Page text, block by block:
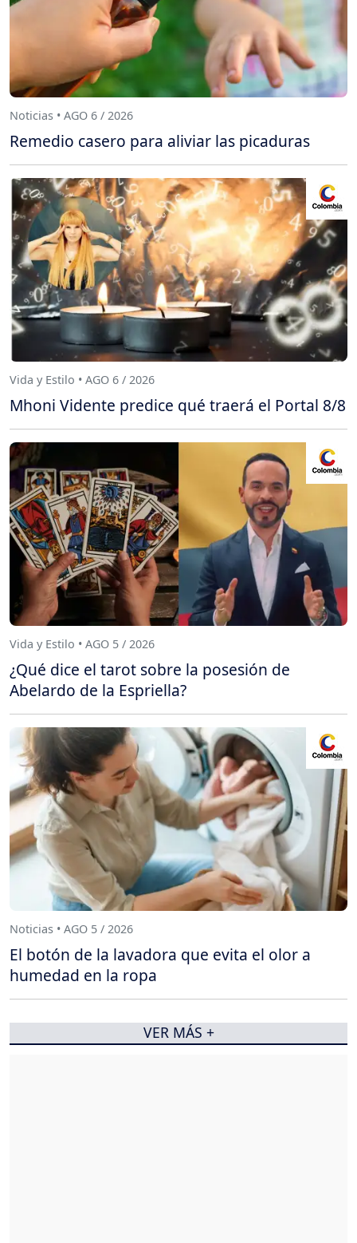
Noticias • AGO 6 / 2026
Remedio casero para aliviar las picaduras
Vida y Estilo • AGO 6 / 2026
Mhoni Vidente predice qué traerá el Portal 8/8
Vida y Estilo • AGO 5 / 2026
¿Qué dice el tarot sobre la posesión de
Abelardo de la Espriella?
Noticias • AGO 5 / 2026
El botón de la lavadora que evita el olor a
humedad en la ropa
VER MÁS +